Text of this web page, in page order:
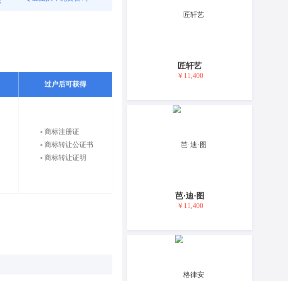
过户后可获得
商标注册证
商标转让公证书
商标转让证明
匠轩艺
￥11,400
芭·迪·图
￥11,400